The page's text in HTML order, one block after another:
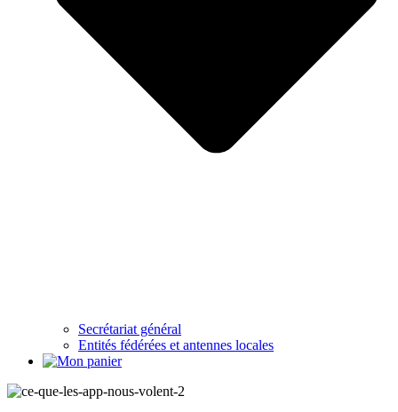
Secrétariat général
Entités fédérées et antennes locales